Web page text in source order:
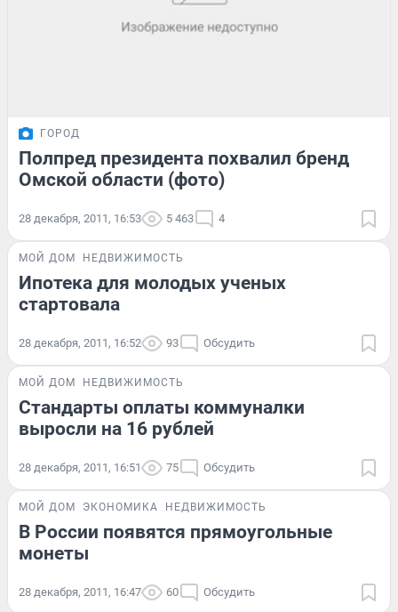
ГОРОД
Полпред президента похвалил бренд
Омской области (фото)
28 декабря, 2011, 16:53 5 463 4
МОЙ ДОМ НЕДВИЖИМОСТЬ
Ипотека для молодых ученых
стартовала
28 декабря, 2011, 16:52 93 Обсудить
МОЙ ДОМ НЕДВИЖИМОСТЬ
Стандарты оплаты коммуналки
выросли на 16 рублей
28 декабря, 2011, 16:51 75 Обсудить
МОЙ ДОМ ЭКОНОМИКА НЕДВИЖИМОСТЬ
В России появятся прямоугольные
монеты
28 декабря, 2011, 16:47 60 Обсудить